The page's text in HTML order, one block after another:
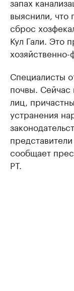
выяснили, что
сброс
Кул Гали. Это
хозяйственно-
Специалисты
почвы. Сейчас
лиц,
устранения
сообщает
РТ.